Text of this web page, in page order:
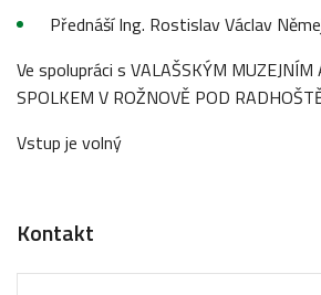
Přednáší Ing. Rostislav Václav
Ve spolupráci s VALAŠSKÝM
SPOLKEM V ROŽNOVĚ POD
Vstup je volný
Kontakt